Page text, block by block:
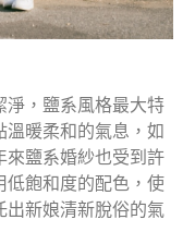
淨，鹽系風格最大特
溫暖柔和的氣息，如
來鹽系婚紗也受到許
低飽和度的配色，使
出新娘清新脫俗的氣